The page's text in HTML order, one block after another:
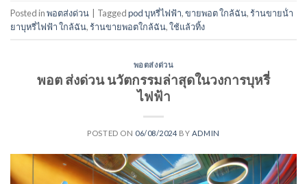
Posted inพอตส่งด่วน Taggedpod บุหรี่ไฟฟ้า,ขายพอต ใกล้ฉัน,ร้านขายน้ํา
ยาบุหรี่ไฟฟ้า ใกล้ฉัน,ร้านขายพอตใกล้ฉัน,ใช้แล้วทิ้ง
พอตส่งด่วน
พอต ส่งด่วน นวัตกรรมล่าสุดในวงการบุหรี่
ไฟฟ้า
POSTED ON 06/08/2024 BY ADMIN